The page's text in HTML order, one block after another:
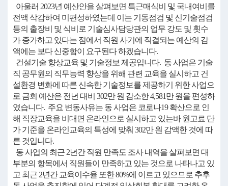
아울러 2023년 예산안을 살펴보면 특근매식비 및 국내여비를
전액 삭감하여 미편성하였는데 이는 기동점검 및 신기술점검
등의 출장비 및 식비로 기술심사담당관의 업무 강도 및 횟수
가 증가하고 있다는 점에서 직원 사기에 직결되는 예산의 감
액에는 보다 신중함이 요구된다 하겠습니다.
건설기술 향상교육 및 기술정보 제공입니다. 동 사업은 기술
직 공무원의 직무능력 향상을 위해 관련 교육을 실시하고 건
설환경 변화에 따른 신속한 기술정보를 제공하기 위한 사업으
로 금회 예산은 전년 대비 302만 원 감소한 4,581만 원을 편성하
였습니다. 주요 변동사유는 동 사업은 코로나19 확산으로 인
해 직장교육을 비대면 온라인으로 실시하고 있는바 원고료 단
가 기준을 온라인교육의 특성에 맞춰 302만 원 감액한 것에 따
른 것입니다.
동 사업의 최근 2년간 직원 만족도 조사 내역을 살펴보면 대
부분의 항목에서 직원들이 만족하고 있는 것으로 나타나고 있
고 최근 2년간 교육이수율 또한 80%에 이르고 있으므로 추후